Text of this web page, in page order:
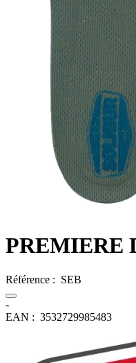
PREMIERE
Référence : SEB
-
EAN : 3532729985483